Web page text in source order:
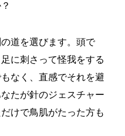
道を選びます。頭で
に刺さって怪我をする
なく、直感でそれを避
たが針のジェスチャー
けで鳥肌がたった方も